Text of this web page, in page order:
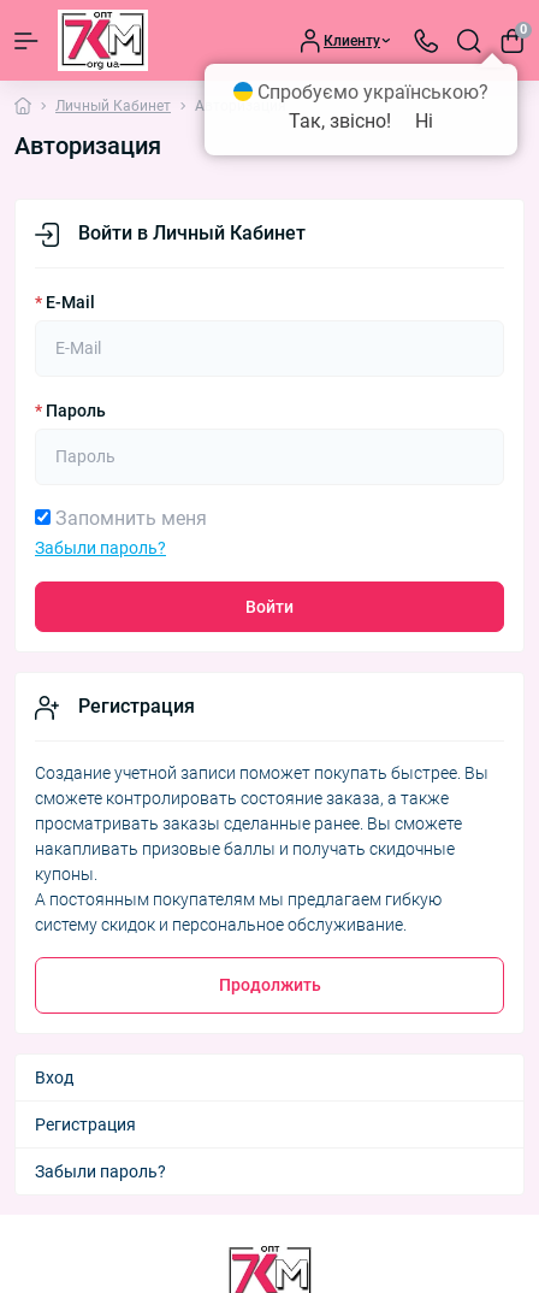
Клиенту
0
Личный Кабинет Авторизация
Авторизация
Войти в Личный Кабинет
* E-Mail
* Пароль
Запомнить меня
Забыли пароль?
Войти
Регистрация
Создание учетной записи поможет покупать быстрее. Вы
сможете контролировать состояние заказа, а также
просматривать заказы сделанные ранее. Вы сможете
накапливать призовые баллы и получать скидочные
купоны.
А постоянным покупателям мы предлагаем гибкую
систему скидок и персональное обслуживание.
Продолжить
Вход
Регистрация
Забыли пароль?
Спробуємо українською?
Так, звісно!
Ні